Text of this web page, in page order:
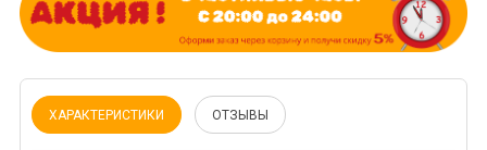
ХАРАКТЕРИСТИКИ ОТЗЫВЫ